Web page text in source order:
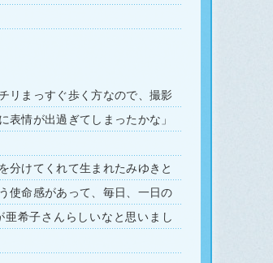
リまっすぐ歩く方なので、撮影
情が出過ぎてしまったかな」
分けてくれて生まれたみゆきと
使命感があって、毎日、一日の
希子さんらしいなと思いまし